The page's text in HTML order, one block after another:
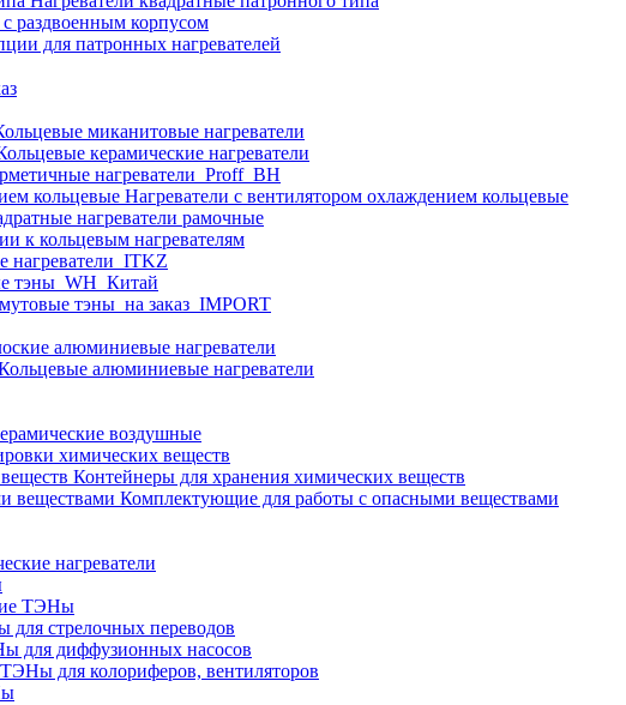
раздвоенным корпусом
для патронных нагревателей
миканитовые нагреватели
керамические нагреватели
нагреватели_Proff_BH
Нагреватели с вентилятором охлаждением кольцевые
нагреватели рамочные
к кольцевым нагревателям
нагреватели_ITKZ
тэны_WH_Китай
тэны_на заказ_IMPORT
алюминиевые нагреватели
алюминиевые нагреватели
воздушные
химических веществ
Контейнеры для хранения химических веществ
Комплектующие для работы с опасными веществами
нагреватели
ТЭНы
стрелочных переводов
для диффузионных насосов
ТЭНы для колориферов, вентиляторов